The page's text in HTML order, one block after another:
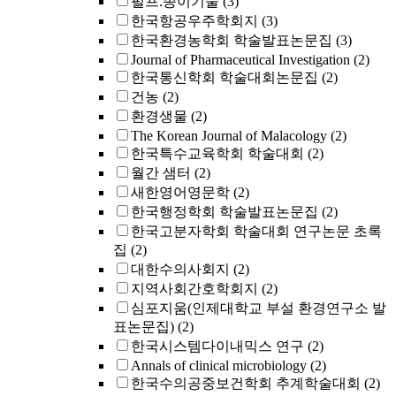
한국항공우주학회지 (3)
한국환경농학회 학술발표논문집 (3)
Journal of Pharmaceutical Investigation (2)
한국통신학회 학술대회논문집 (2)
건농 (2)
환경생물 (2)
The Korean Journal of Malacology (2)
한국특수교육학회 학술대회 (2)
월간 샘터 (2)
새한영어영문학 (2)
한국행정학회 학술발표논문집 (2)
한국고분자학회 학술대회 연구논문 초록
집 (2)
대한수의사회지 (2)
지역사회간호학회지 (2)
심포지움(인제대학교 부설 환경연구소 발
표논문집) (2)
한국시스템다이내믹스 연구 (2)
Annals of clinical microbiology (2)
한국수의공중보건학회 추계학술대회 (2)